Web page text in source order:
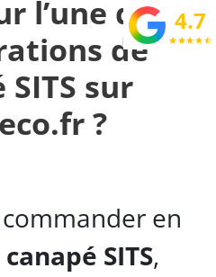
l’une des
de
sur
?
en
SITS,
4.7
star starstar star star_half